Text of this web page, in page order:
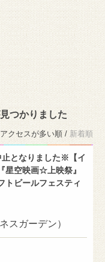
つかりました
アクセスが多い順 / 新着順
となりました※【イ
星空映画☆上映祭』
トビールフェスティ
スガーデン）